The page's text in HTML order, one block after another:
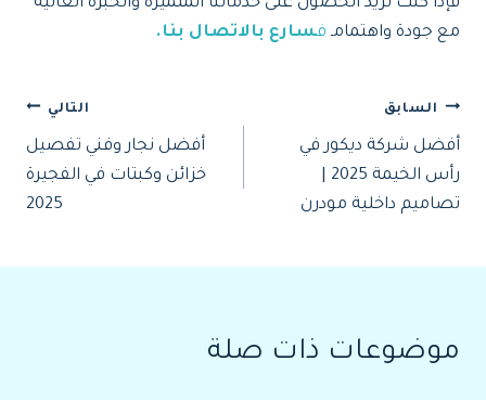
فإذا كنت تريد الحصول على خدماتنا المتميزه والخبرة العاليه
مع جودة واهتمامـ فسارع بالاتصال بنا.
تصفّح
المقالات
السابق
أفضل شركة ديكور في
تصاميم داخلية مودرن
التالي
أفضل نجار وفني تفصيل
خزائن وكبتات في الفجيرة
2025
موضوعات ذات صلة